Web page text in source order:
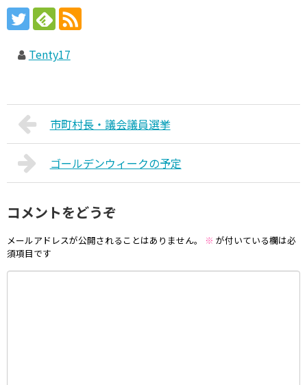
Tenty17
市町村長・議会議員選挙
ゴールデンウィークの予定
コメントをどうぞ
メールアドレスが公開されることはありません。 ※ が付いている欄は必
須項目です